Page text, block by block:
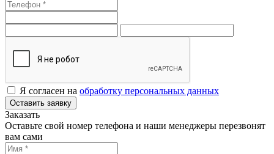
Я согласен на обработку персональных данных
Оставить заявку
Заказать
Оставьте свой номер телефона и наши менеджеры перезвонят
вам сами